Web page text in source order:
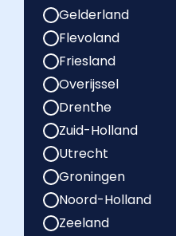
Gelderland
Flevoland
Friesland
Overijssel
Drenthe
Zuid-Holland
Utrecht
Groningen
Noord-Holland
Zeeland